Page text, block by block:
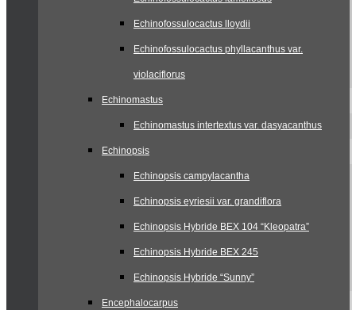
Echinofossulocactus lloydii
Echinofossulocactus phyllacanthus var.
violaciflorus
Echinomastus
Echinomastus intertextus var. dasyacanthus
Echinopsis
Echinopsis campylacantha
Echinopsis eyriesii var. grandiflora
Echinopsis Hybride BEX 104 “Kleopatra”
Echinopsis Hybride BEX 245
Echinopsis Hybride “Sunny”
Encephalocarpus